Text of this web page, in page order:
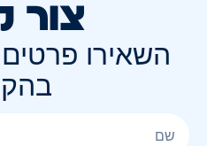
צור
השאירו פרטים